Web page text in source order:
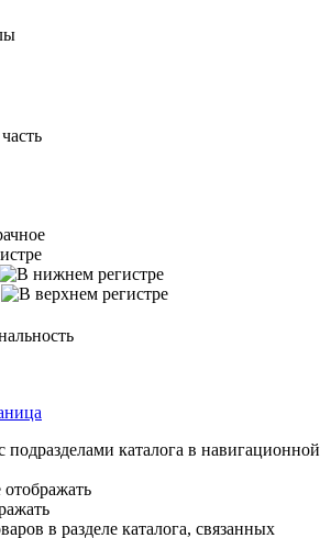
каталога в навигационной
в разделе каталога, связанных